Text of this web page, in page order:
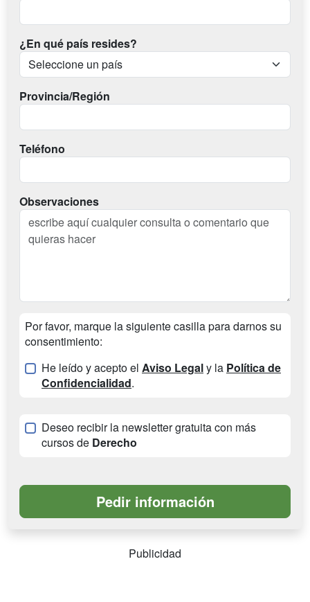
¿En qué país resides?
Provincia/Región
Teléfono
Observaciones
Por favor, marque la siguiente casilla para darnos su
consentimiento:
He leído y acepto el Aviso Legaly la Política de
Confidencialidad.
Deseo recibir la newsletter gratuita con más
cursos de Derecho
Publicidad